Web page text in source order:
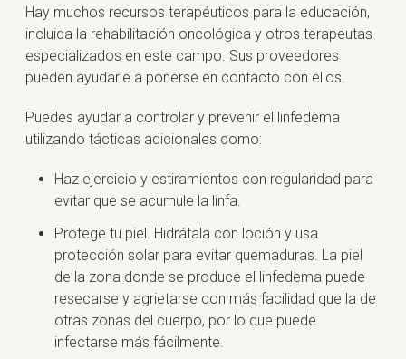
Hay muchos recursos terapéuticos para la educación,
incluida la rehabilitación oncológica y otros terapeutas
especializados en este campo. Sus proveedores
pueden ayudarle a ponerse en contacto con ellos.
Puedes ayudar a controlar y prevenir el linfedema
utilizando tácticas adicionales como:
Haz ejercicio y estiramientos con regularidad para
evitar que se acumule la linfa.
Protege tu piel. Hidrátala con loción y usa
protección solar para evitar quemaduras. La piel
de la zona donde se produce el linfedema puede
resecarse y agrietarse con más facilidad que la de
otras zonas del cuerpo, por lo que puede
infectarse más fácilmente.